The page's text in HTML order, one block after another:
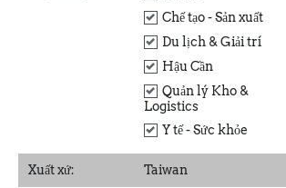
Chế tạo - Sản xuất
Du lịch & Giải trí
Hậu Cần
Quản lý Kho &
Logistics
Y tế - Sức khỏe
Xuất xứ: Taiwan